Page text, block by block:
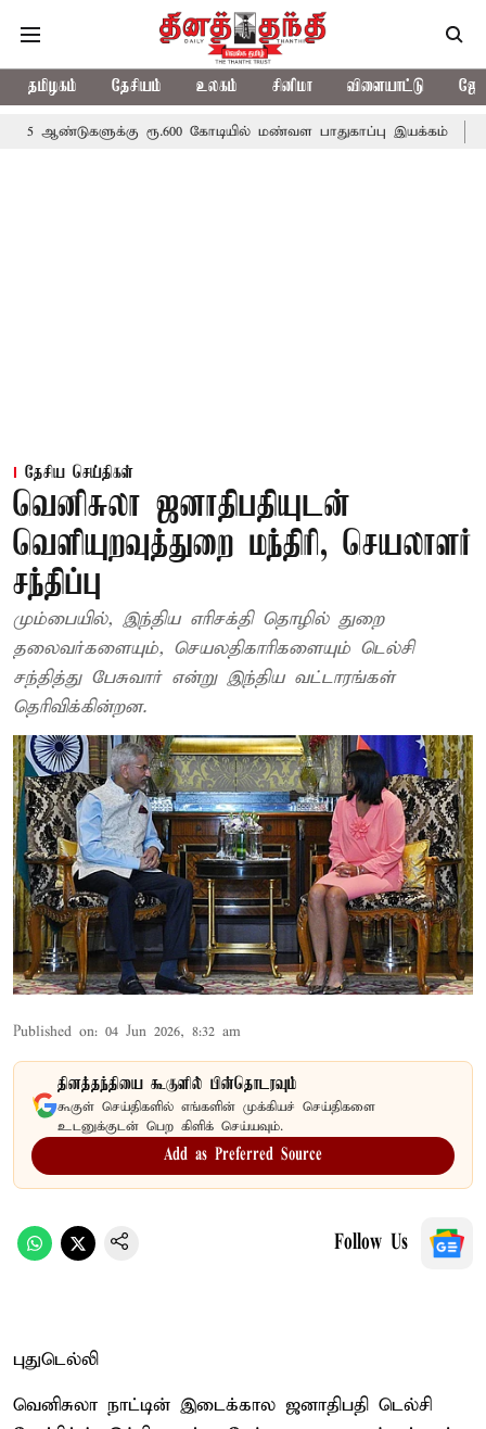
தமிழகம் தேசியம் உலகம் சினிமா விளையாட்டு
ரூ.600 கோடியில் மண்வள பாதுகாப்பு இயக்கம்
தேசிய செய்திகள்
வெனிசுலா ஜனாதிபதியுடன்
வெளியுறவுத்துறை மந்திரி, செயலாளர்
சந்திப்பு
மும்பையில், இந்திய எரிசக்தி தொழில் துறை
தலைவர்களையும், செயலதிகாரிகளையும் டெல்சி
சந்தித்து பேசுவார் என்று இந்திய வட்டாரங்கள்
தெரிவிக்கின்றன.
Published on: 04 Jun 2026, 8:32 am
தினத்தந்தியை கூகுளில் பின்தொடரவும்
கூகுள் செய்திகளில் எங்களின் முக்கியச் செய்திகளை
உடனுக்குடன் பெற கிளிக் செய்யவும்.
Add as Preferred Source
Follow Us
புதுடெல்லி
வெனிசுலா நாட்டின் இடைக்கால ஜனாதிபதி டெல்சி